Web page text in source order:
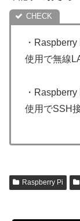
・
使用で無線
・
使用でSSH
Raspberry Pi